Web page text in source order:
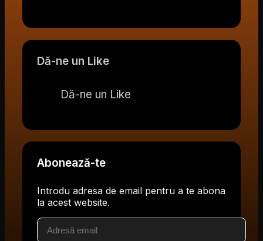
Dă-ne un Like
Dă-ne un Like
Abonează-te
Introdu adresa de email pentru a te abona
la acest website.
Adresă
email